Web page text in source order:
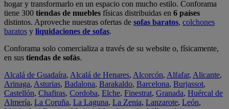
hogar y transformarlo en un espacio con mucho estilo. Conforama
tiene 300 tiendas de muebles físicas distribuidas en 6 países
distintos. Aproveche nuestras ofertas de sofas baratos, colchones
baratos y liquidaciones de sofas.
Conforama solo comercializa a través de su website o, físicamente,
en sus tiendas de sofás.
Alcalá de Guadaíra, Alcalá de Henares, Alcorcón, Alfafar, Alicante,
Arinaga, Asturias, Badalona, Barakaldo, Barcelona, Burjassot,
Castellón, Chafiras, Cordoba, Elche, Finestrat, Granada, Huércal de
Almería, La Coruña, La Laguna, La Zenia, Lanzarote, León,